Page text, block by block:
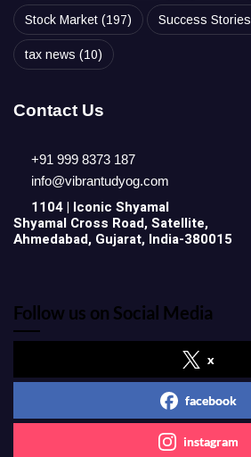
Stock Market (197) Success Stories
tax news (10)
Contact Us
+91 999 8373 187
info@vibrantudyog.com
1104 | Iconic Shyamal
Shyamal Cross Road, Satellite,
Ahmedabad, Gujarat, India-380015
Follow us on Social Media
x
facebook
instagram